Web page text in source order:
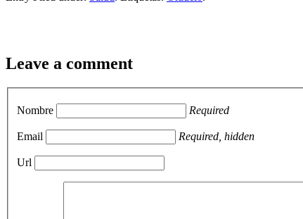
Leave a comment
Nombre Required
Email Required, hidden
Url